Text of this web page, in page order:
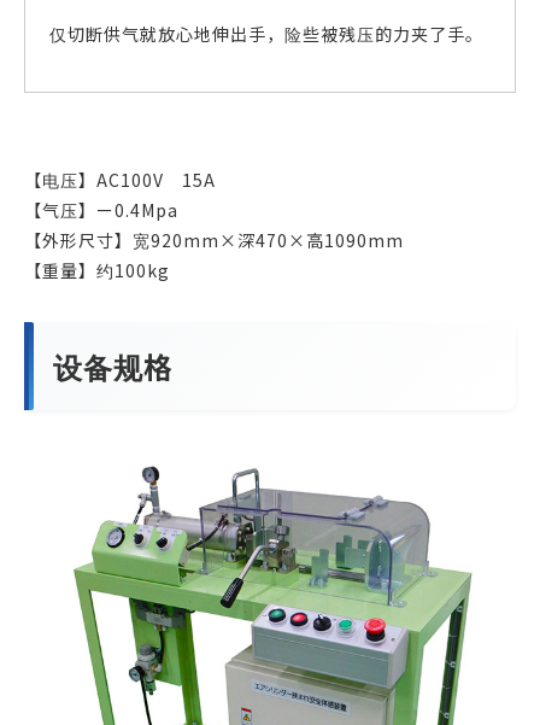
仅切断供气就放心地伸出手，险些被残压的力夹了手。
【电压】AC100V 15A
【气压】ー0.4Mpa
【外形尺寸】宽920mm×深470×高1090mm
【重量】约100kg
设备规格